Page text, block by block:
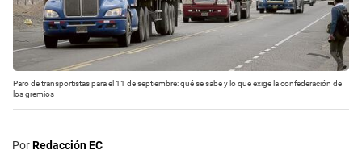
Paro de transportistas para el 11 de septiembre: qué se sabe y lo que exige la confederación de
los gremios
PorRedacción EC